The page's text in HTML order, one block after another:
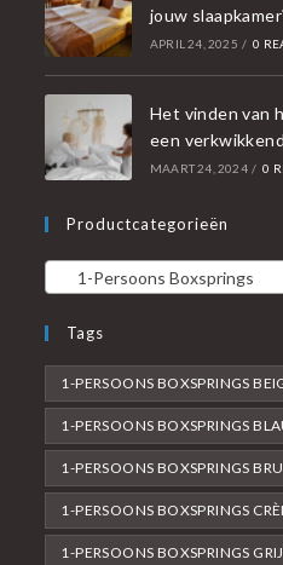
jouw
APRIL 24, 2025 / 0
Het vinden van
een
MAART 24, 2024 / 0
Productcategorieën
1-Persoons Boxsprings
Tags
1-PERSOONS BOXSPRINGS
1-PERSOONS BOXSPRINGS
1-PERSOONS BOXSPRINGS
1-PERSOONS BOXSPRINGS
1-PERSOONS BOXSPRINGS